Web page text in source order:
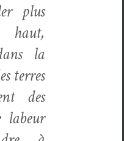
plus
haut,
la
ter­res
des
labeur